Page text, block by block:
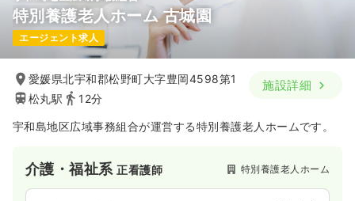
特別養護老人ホーム 古城園
エージェント求人
愛媛県北宇和郡松野町大字豊岡4598第1
松丸駅
12分
施設詳細
宇和島地区広域事務組合が運営する特別養護老人ホームです。
介護・福祉系正看護師 特別養護老人ホーム